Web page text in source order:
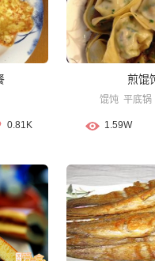
0.81K
煎馄
馄饨 平底锅
1.59W